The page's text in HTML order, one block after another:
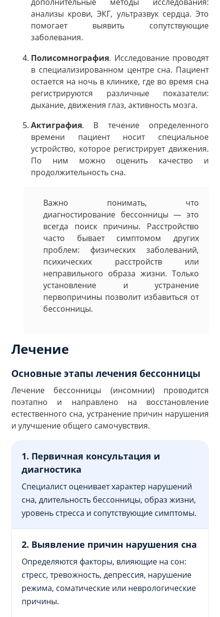
анализы крови, ЭКГ, ультразвук сердца. Это
помогает выявить сопутствующие
заболевания.
Полисомнография. Исследование проводят
в специализированном центре сна. Пациент
остается на ночь в клинике, где во время сна
регистрируются различные показатели:
дыхание, движения глаз, активность мозга.
Актиграфия. В течение определенного
времени пациент носит специальное
устройство, которое регистрирует движения.
По ним можно оценить качество и
продолжительность сна.
Важно понимать, что
диагностирование бессонницы — это
всегда поиск причины. Расстройство
часто бывает симптомом других
проблем: физических заболеваний,
психических расстройств или
неправильного образа жизни. Только
установление и устранение
первопричины позволит избавиться от
бессонницы.
Лечение
Основные этапы лечения бессонницы
Лечение бессонницы (инсомнии) проводится
поэтапно и направлено на восстановление
естественного сна, устранение причин нарушения
и улучшение общего самочувствия.
1. Первичная консультация и
диагностика
Специалист оценивает характер нарушений
сна, длительность бессонницы, образ жизни,
уровень стресса и сопутствующие симптомы.
2. Выявление причин нарушения сна
Определяются факторы, влияющие на сон:
стресс, тревожность, депрессия, нарушение
режима, соматические или неврологические
причины.